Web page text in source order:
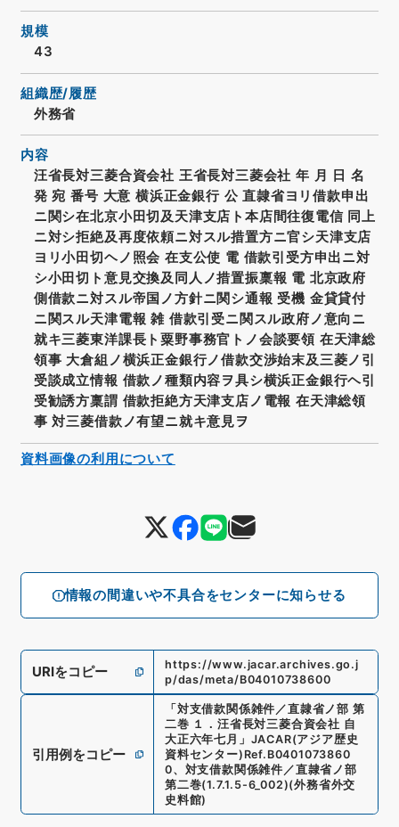
情報の間違いや不具合をセンターに知らせる
規模
43
組織歴/履歴
外務省
内容
汪省長対三菱合資会社 王省長対三菱会社 年 月 日 名
発 宛 番号 大意 横浜正金銀行 公 直隷省ヨリ借款申出
ニ関シ在北京小田切及天津支店ト本店間往復電信 同上
ニ対シ拒絶及再度依頼ニ対スル措置方ニ官シ天津支店
ヨリ小田切ヘノ照会 在支公使 電 借款引受方申出ニ対
シ小田切ト意見交換及同人ノ措置振稟報 電 北京政府
側借款ニ対スル帝国ノ方針ニ関シ通報 受機 金貸貸付
ニ関スル天津電報 雑 借款引受ニ関スル政府ノ意向ニ
就キ三菱東洋課長ト粟野事務官トノ会談要領 在天津総
領事 大倉組ノ横浜正金銀行ノ借款交渉始末及三菱ノ引
受談成立情報 借款ノ種類内容ヲ具シ横浜正金銀行ヘ引
受勧誘方稟謂 借款拒絶方天津支店ノ電報 在天津総領
事 対三菱借款ノ有望ニ就キ意見ヲ
URIをコピー
https://www.jacar.archives.go.j
p/das/meta/B04010738600
引用例をコピー
「 対支借款関係雑件／直隷省ノ部 第
二巻 １．汪省長対三菱合資会社 自
大正六年七月 」 JACAR(アジア歴史
資料センター) Ref. B0401073860
0、 対支借款関係雑件／直隷省ノ部
第二巻(1.7.1.5-6_002)(外務省外交
史料館)
資料画像の利用について